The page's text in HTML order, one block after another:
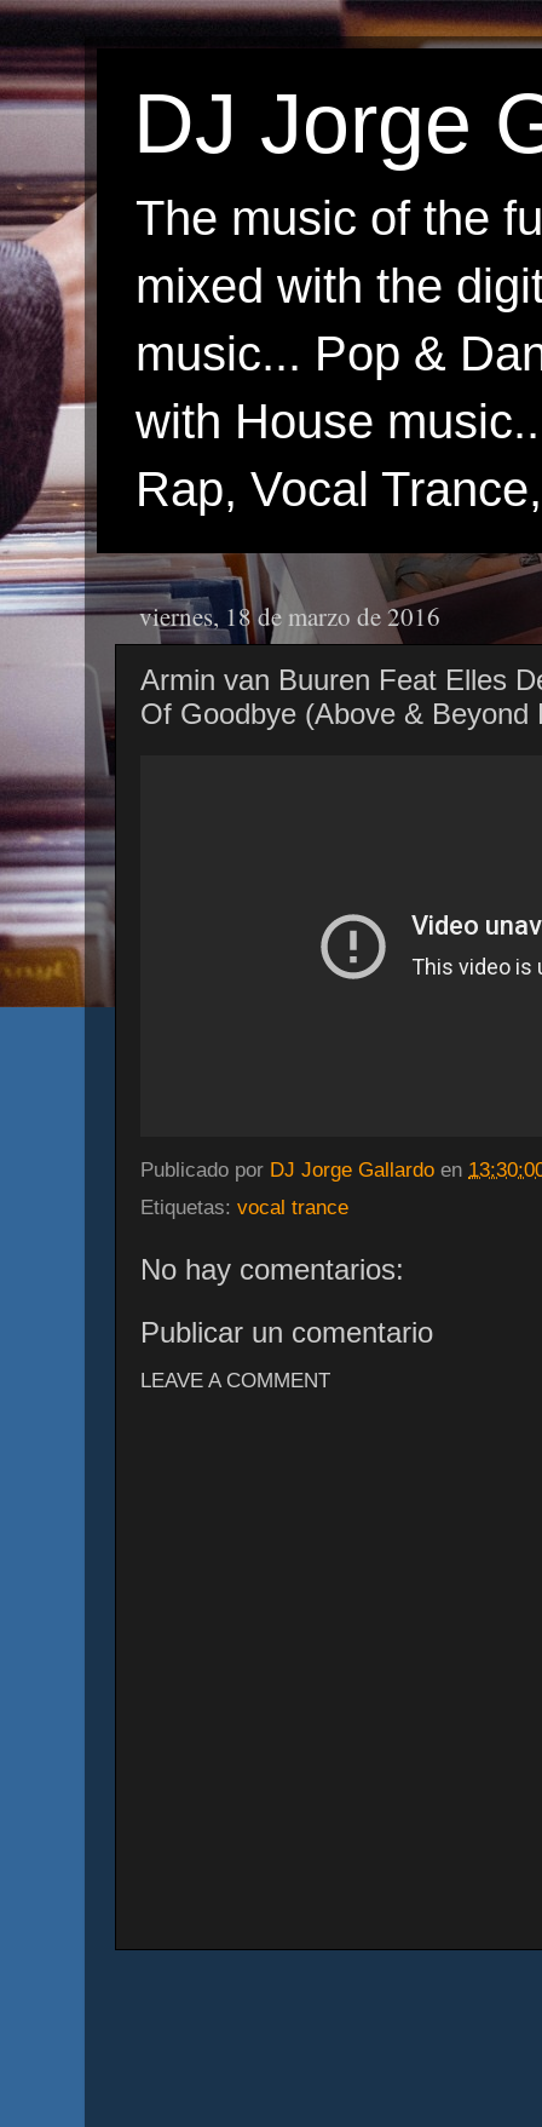
DJ Jorge
The music of the
mixed with the
music... Pop &
with House
Rap, Vocal
viernes, 18 de marzo de 2016
Armin van Buuren Feat Elles
Of Goodbye (Above & Beyond
Publicado por DJ Jorge Gallardo en
Etiquetas: vocal trance
No hay comentarios:
Publicar un comentario
LEAVE A COMMENT